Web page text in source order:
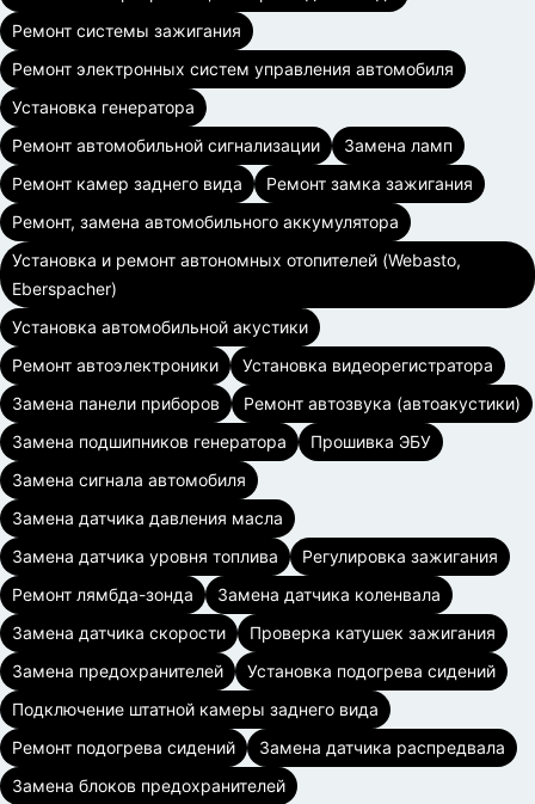
Ремонт системы зажигания
Ремонт электронных систем управления автомобиля
Установка генератора
Ремонт автомобильной сигнализации
Замена ламп
Ремонт камер заднего вида
Ремонт замка зажигания
Ремонт, замена автомобильного аккумулятора
Установка и ремонт автономных отопителей (Webasto,
Eberspacher)
Установка автомобильной акустики
Ремонт автоэлектроники
Установка видеорегистратора
Замена панели приборов
Ремонт автозвука (автоакустики)
Замена подшипников генератора
Прошивка ЭБУ
Замена сигнала автомобиля
Замена датчика давления масла
Замена датчика уровня топлива
Регулировка зажигания
Ремонт лямбда-зонда
Замена датчика коленвала
Замена датчика скорости
Проверка катушек зажигания
Замена предохранителей
Установка подогрева сидений
Подключение штатной камеры заднего вида
Ремонт подогрева сидений
Замена датчика распредвала
Замена блоков предохранителей